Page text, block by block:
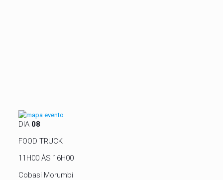
DIA 08
FOOD TRUCK
11H00 ÀS 16H00
Cobasi Morumbi